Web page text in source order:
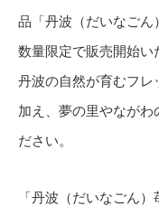
品「丹波（だいなごん
数量限定で販売開始い
丹波の自然が育むフレ
加え、夢の里やながわ
ださい。
「丹波（だいなごん